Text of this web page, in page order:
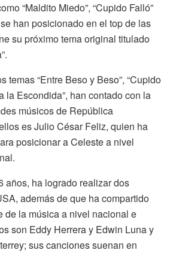
“Maldito Miedo”, “Cupido Falló”
han posicionado en el top de las
su próximo tema original titulado
temas “Entre Beso y Beso”, “Cupido
la Escondida”, han contado con la
músicos de República
es Julio César Feliz, quien ha
posicionar a Celeste a nivel
años, ha logrado realizar dos
además de que ha compartido
de la música a nivel nacional e
son Eddy Herrera y Edwin Luna y
sus canciones suenan en